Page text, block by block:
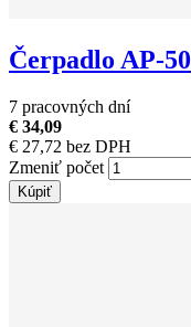
Čerpadlo AP-50
7 pracovných dní
€ 34,09
€ 27,72 bez DPH
Zmeniť počet
Kúpiť